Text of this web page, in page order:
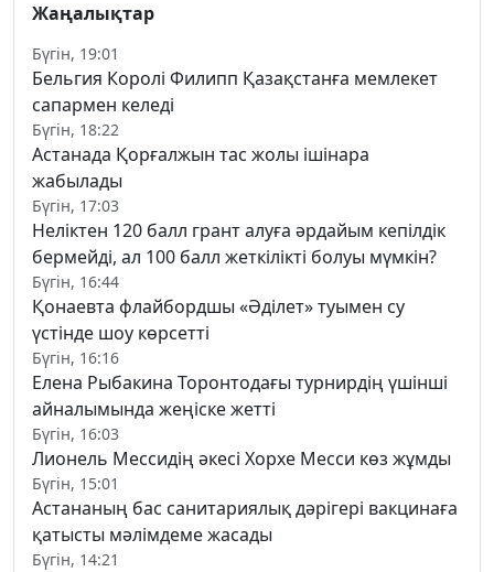
Жаңалықтар
Бүгін, 19:01
Бельгия Королі Филипп Қазақстанға мемлекет
сапармен келеді
Бүгін, 18:22
Астанада Қорғалжын тас жолы ішінара
жабылады
Бүгін, 17:03
Неліктен 120 балл грант алуға әрдайым кепілдік
бермейді, ал 100 балл жеткілікті болуы мүмкін?
Бүгін, 16:44
Қонаевта флайбордшы «Әділет» туымен су
үстінде шоу көрсетті
Бүгін, 16:16
Елена Рыбакина Торонтодағы турнирдің үшінші
айналымында жеңіске жетті
Бүгін, 16:03
Лионель Мессидің әкесі Хорхе Месси көз жұмды
Бүгін, 15:01
Астананың бас санитариялық дәрігері вакцинаға
қатысты мәлімдеме жасады
Бүгін, 14:21